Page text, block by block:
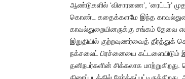
ஆண்டுகளில் ‘விசாரணை’, ‘ரைட்டர்’
கொண்ட கதைக்களமே இந்த காவல்துறை
காவல்துறையினருக்கு சங்கம் தேவை
இறுதியில் குற்றவுணர்வைத் தீர்த்துக்
நக்சலைட் பிரச்னையை கட்டளையிடும்
தனிநபர்களின் சிக்கலாக